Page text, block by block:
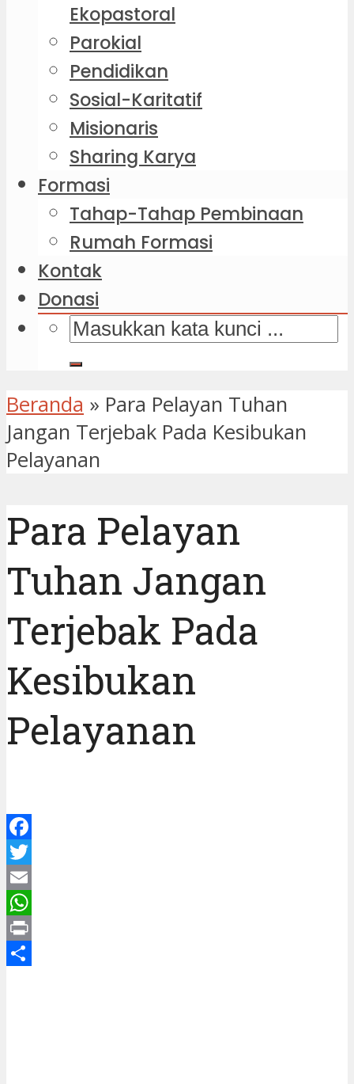
Ekopastoral
Parokial
Pendidikan
Sosial-Karitatif
Misionaris
Sharing Karya
Formasi
Tahap-Tahap Pembinaan
Rumah Formasi
Kontak
Donasi
Beranda » Para Pelayan Tuhan
Jangan Terjebak Pada Kesibukan
Pelayanan
Para Pelayan
Tuhan Jangan
Terjebak Pada
Kesibukan
Pelayanan
Facebook
Twitter
Email
WhatsApp
Print